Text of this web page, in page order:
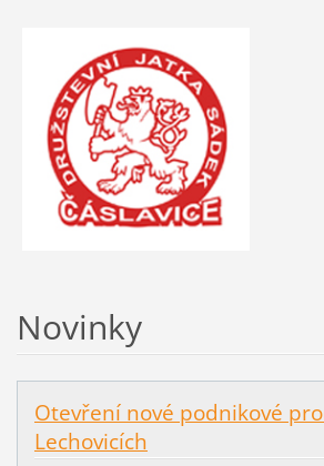
Novinky
Otevření nové podnikové
Lechovicích